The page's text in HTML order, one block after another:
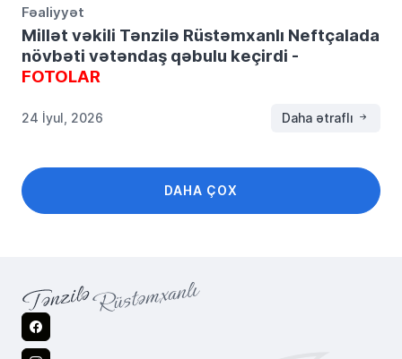
Fəaliyyət
Millət vəkili Tənzilə Rüstəmxanlı Neftçalada
növbəti vətəndaş qəbulu keçirdi -
FOTOLAR
24 İyul, 2026 Daha ətraflı
DAHA ÇOX
Facebook